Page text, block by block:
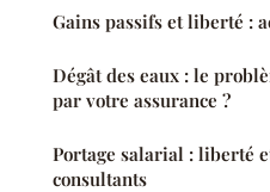
Gains passifs et liberté :
Dégât des eaux : le
par votre assurance ?
Portage salarial : liberté
consultants